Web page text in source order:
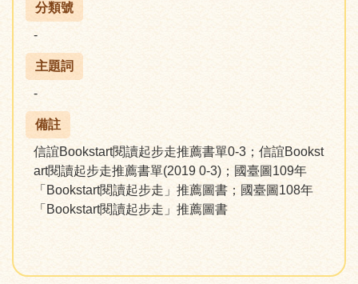
分類號
-
主題詞
-
備註
信誼Bookstart閱讀起步走推薦書單0-3；信誼Bookst
art閱讀起步走推薦書單(2019 0-3)；國臺圖109年
「Bookstart閱讀起步走」推薦圖書；國臺圖108年
「Bookstart閱讀起步走」推薦圖書